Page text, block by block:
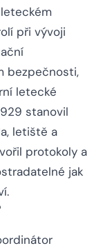
při vývoji
bezpečnosti,
letecké
stanovil
letiště a
protokoly a
jak